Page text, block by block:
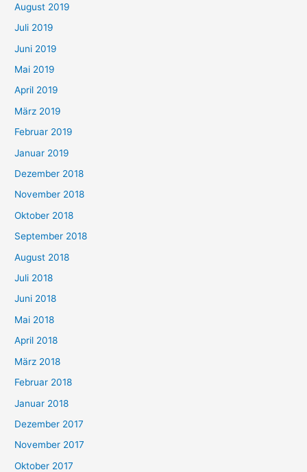
August 2019
Juli 2019
Juni 2019
Mai 2019
April 2019
März 2019
Februar 2019
Januar 2019
Dezember 2018
November 2018
Oktober 2018
September 2018
August 2018
Juli 2018
Juni 2018
Mai 2018
April 2018
März 2018
Februar 2018
Januar 2018
Dezember 2017
November 2017
Oktober 2017